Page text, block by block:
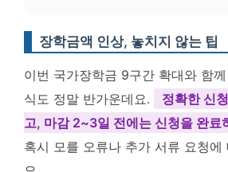
장학금액 인상, 놓치지 않는 팁
이번 국가장학금 9구간 확대와 함
식도 정말 반가운데요.
정확한 신
고, 마감 2~3일 전에는 신청을 완료
혹시 모를 오류나 추가 서류 요청에